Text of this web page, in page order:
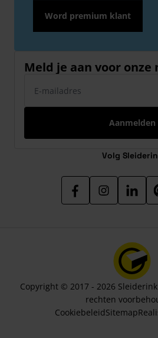
Word premium klant
Meld je aan voor
Aanmelden
Volg
Copyright © 2017 - 2026
rechten
CookiebeleidSitemap